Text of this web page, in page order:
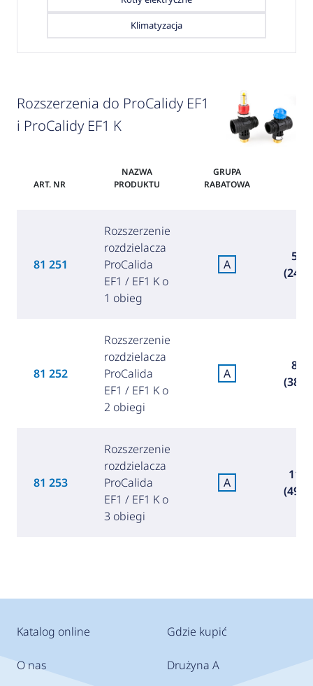
Klimatyzacja
Rozszerzenia do ProCalidy EF1
i ProCalidy EF1 K
ART. NR
NAZWA
PRODUKTU
GRUPA
RABATOWA
81 251
Rozszerzenie
rozdzielacza
ProCalida
EF1 / EF1 K o
1 obieg
A
81 252
Rozszerzenie
rozdzielacza
ProCalida
EF1 / EF1 K o
2 obiegi
A
81 253
Rozszerzenie
rozdzielacza
ProCalida
EF1 / EF1 K o
3 obiegi
A
Katalog online
O nas
Gdzie kupić
Drużyna A